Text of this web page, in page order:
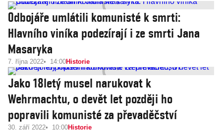
Odbojáře umlátili komunisté k smrti:
Hlavního viníka podezírají i ze smrti Jana
Masaryka
7. října 2022 14:00Historie
Jako 18letý musel narukovat k
Wehrmachtu, o devět let později ho
popravili komunisté za převaděčství
30. září 2022 10:00Historie